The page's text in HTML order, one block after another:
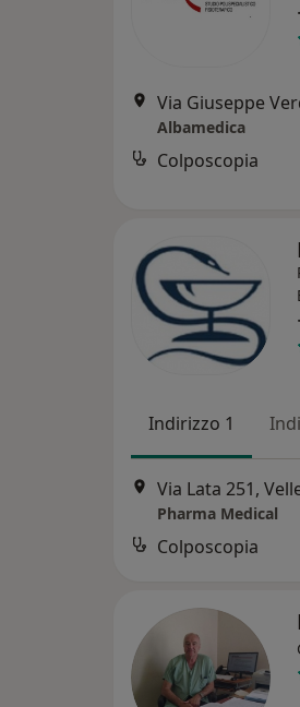
·
Via Giuseppe
Albamedica
Colposcopia
·
Indirizzo 1
Via Lata 251,
Pharma Medical
Colposcopia